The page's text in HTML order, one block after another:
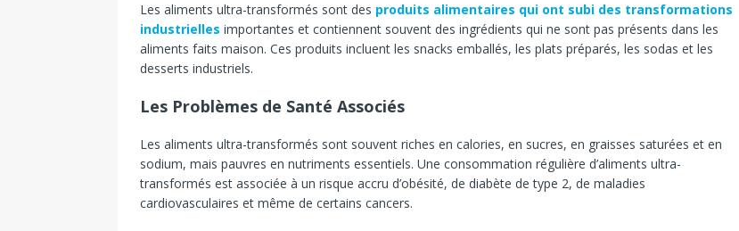
Les aliments ultra-transformés sont des produits alimentaires qui ont subi des transformations
industrielles importantes et contiennent souvent des ingrédients qui ne sont pas présents dans les
aliments faits maison. Ces produits incluent les snacks emballés, les plats préparés, les sodas et les
desserts industriels.
Les Problèmes de Santé Associés
Les aliments ultra-transformés sont souvent riches en calories, en sucres, en graisses saturées et en
sodium, mais pauvres en nutriments essentiels. Une consommation régulière d’aliments ultra-
transformés est associée à un risque accru d’obésité, de diabète de type 2, de maladies
cardiovasculaires et même de certains cancers.